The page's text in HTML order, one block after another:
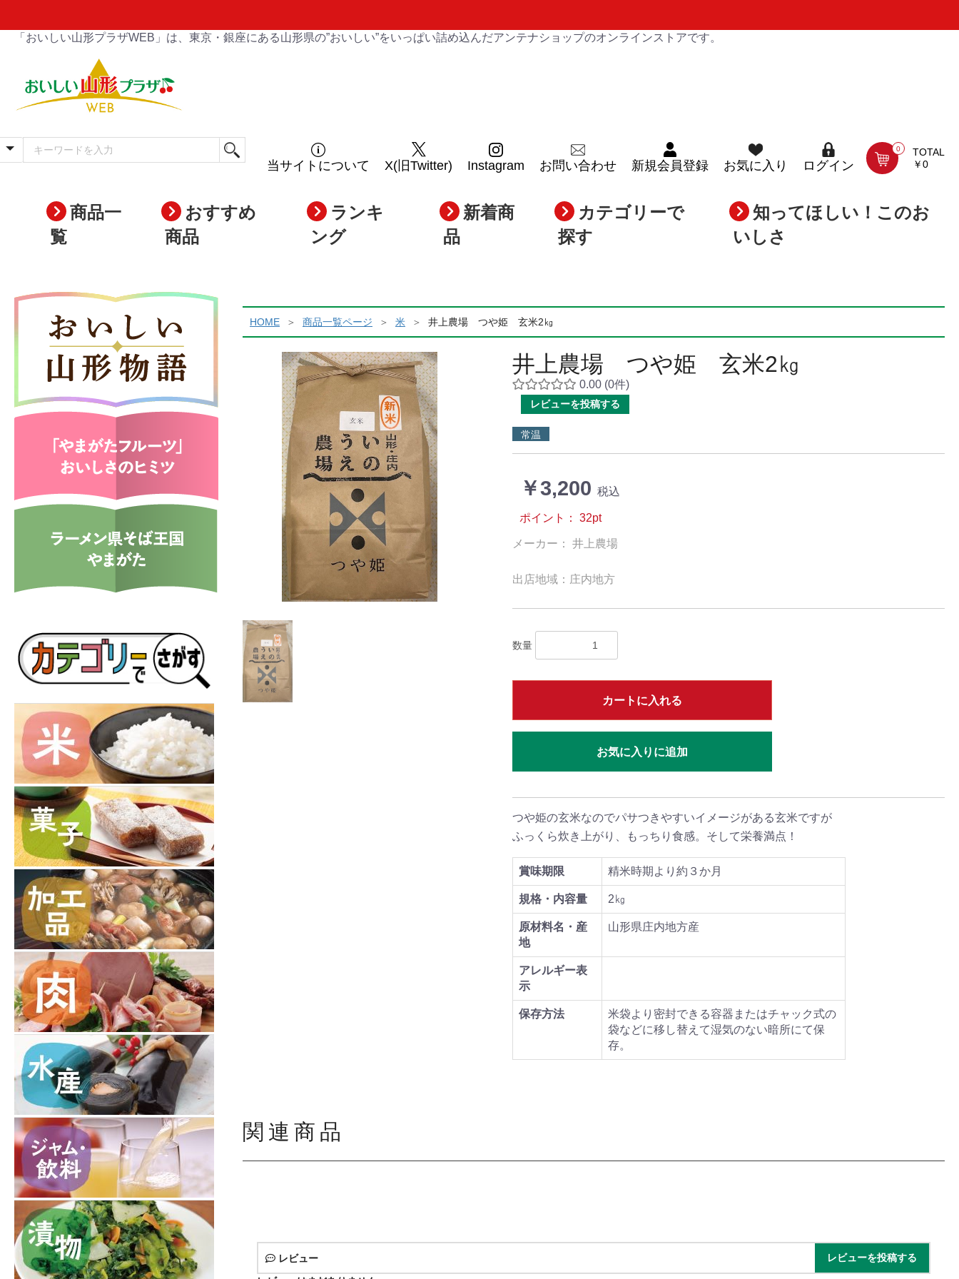
「おいしい山形プラザWEB」は、東京・銀座にある山形県の”おいしい”をいっぱい詰め込んだアンテナショップのオンラインストアです。
当サイトについて X(旧Twitter) Instagram お問い合わせ 新規会員登録 お気に入り ログイン
0
TOTAL
￥0
商品一
覧
おすすめ
商品
ランキ
ング
新着商
品
カテゴリーで
探す
知ってほしい！このお
いしさ
HOME 商品一覧ページ 米 井上農場 つや姫 玄米2㎏
井上農場 つや姫 玄米2㎏
0.00 (0件)
レビューを投稿する
常温
￥3,200 税込
ポイント： 32pt
メーカー： 井上農場
出店地域：庄内地方
数量
カートに入れる
お気に入りに追加
つや姫の玄米なのでパサつきやすいイメージがある玄米ですが
ふっくら炊き上がり、もっちり食感。そして栄養満点！
賞味期限 精米時期より約３か月
規格・内容量 2㎏
原材料名・産
地
山形県庄内地方産
アレルギー表
示
保存方法
米袋より密封できる容器またはチャック式の
袋などに移し替えて湿気のない暗所にて保
存。
関連商品
レビュー レビューを投稿する